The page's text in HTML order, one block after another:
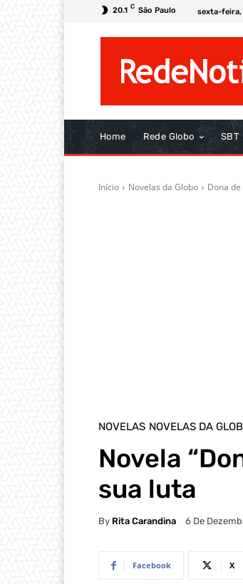
20.1 C São Paulo sexta-feira,
Home Rede Globo SBT
Início Novelas da Globo Dona
NOVELAS NOVELAS DA
Novela
sua luta
By Rita Carandina 6 De
Facebook X